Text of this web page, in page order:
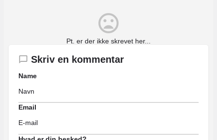
Pt. er der ikke skrevet her...
Skriv en kommentar
Name
Email